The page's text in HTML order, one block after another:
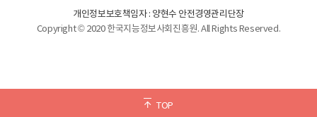
TOP
개인정보보호책임자 : 양현수 안전경영관리단장
Copyright © 2020 한국지능정보사회진흥원. All Rights Reserved.